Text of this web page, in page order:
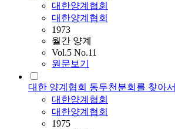
대한양계협회
대한양계협회
1973
월간 양계
Vol.5 No.11
원문보기
대한 양계협회 동두천분회를 찾아서
대한양계협회
대한양계협회
1975